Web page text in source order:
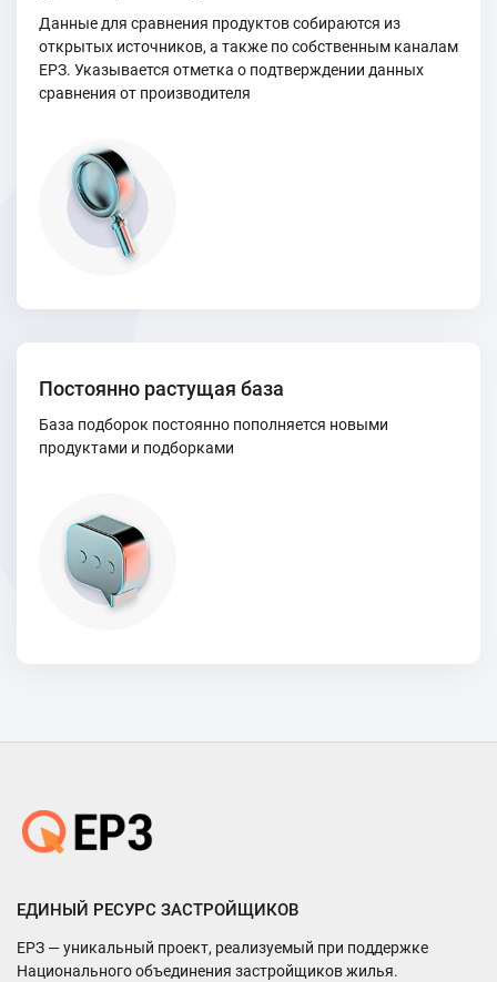
Данные для сравнения продуктов собираются из
открытых источников, а также по собственным каналам
ЕРЗ. Указывается отметка о подтверждении данных
сравнения от производителя
Постоянно растущая база
База подборок постоянно пополняется новыми
продуктами и подборками
ЕДИНЫЙ РЕСУРС ЗАСТРОЙЩИКОВ
ЕРЗ — уникальный проект, реализуемый при поддержке
Национального объединения застройщиков жилья.